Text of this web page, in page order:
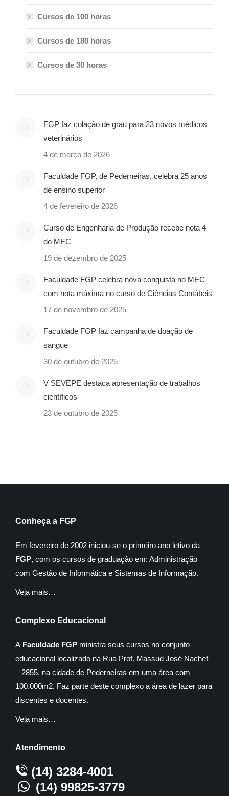
Cursos de 100 horas
Cursos de 180 horas
Cursos de 30 horas
FGP faz colação de grau para 23 novos médicos
veterinários
4 de março de 2026
Faculdade FGP, de Pederneiras, celebra 25 anos
de ensino superior
4 de fevereiro de 2026
Curso de Engenharia de Produção recebe nota 4
do MEC
19 de dezembro de 2025
Faculdade FGP celebra nova conquista no MEC
com nota máxima no curso de Ciências Contábeis
17 de novembro de 2025
Faculdade FGP faz campanha de doação de
sangue
30 de outubro de 2025
V SEVEPE destaca apresentação de trabalhos
científicos
23 de outubro de 2025
Conheça a FGP
Em fevereiro de 2002 iniciou-se o primeiro ano letivo da
FGP, com os cursos de graduação em: Administração
com Gestão de Informática e Sistemas de Informação.
Veja mais…
Complexo Educacional
A Faculdade FGP ministra seus cursos no conjunto
educacional localizado na Rua Prof. Massud José Nachef
– 2855, na cidade de Pederneiras em uma área com
100.000m2. Faz parte deste complexo a área de lazer para
discentes e docentes.
Veja mais…
Atendimento
(14) 3284-4001
(14) 99825-3779